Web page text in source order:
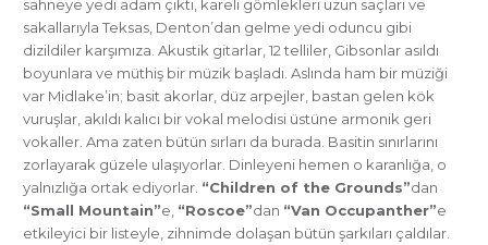
sahneye yedi adam çıktı, kareli gömlekleri uzun saçları ve
sakallarıyla Teksas, Denton’dan gelme yedi oduncu gibi
dizildiler karşımıza. Akustik gitarlar, 12 telliler, Gibsonlar asıldı
boyunlara ve müthiş bir müzik başladı. Aslında ham bir müziği
var Midlake’in; basit akorlar, düz arpejler, bastan gelen kök
vuruşlar, akıldı kalıcı bir vokal melodisi üstüne armonik geri
vokaller. Ama zaten bütün sırları da burada. Basitin sınırlarını
zorlayarak güzele ulaşıyorlar. Dinleyeni hemen o karanlığa, o
yalnızlığa ortak ediyorlar. “Children of the Grounds”dan
“Small Mountain”e, “Roscoe”dan “Van Occupanther”e
etkileyici bir listeyle, zihnimde dolaşan bütün şarkıları çaldılar.